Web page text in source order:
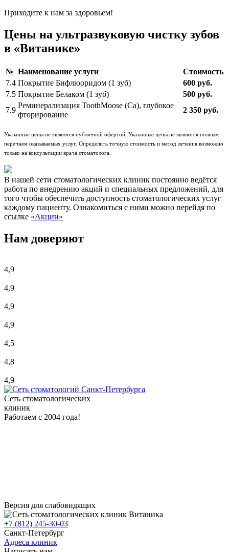
Приходите к нам за здоровьем!
Цены на ультразвуковую чистку зубов
в «Витанике»
№ Наименование услуги
Стоимость
7.4 Покрытие Бифлюоридом (1 зуб)
600 руб.
7.5 Покрытие Белаком (1 зуб)
500 руб.
7.9
Реминерализация ToothMoose (Ca), глубокое
фторирование
2 350 руб.
Указанные цены не являются публичной офертой. Указанные цены не являются полным
перечнем оказываемых услуг. Определить точную стоимость и метод лечения возможно
только на консультации врача стоматолога.
В нашей сети стоматологических клиник постоянно ведётся
работа по внедрению акций и специальных предложений, для
того чтобы обеспечить доступность стоматологических услуг
каждому пациенту. Ознакомиться с ними можно перейдя по
ссылке «Акции»
Нам доверяют
4,9
4,9
4,9
4,9
4,5
4,8
4,9
Сеть стоматологических
клиник
Работаем с 2004 года!
Версия для слабовидящих
+7 (812) 245-30-03
Санкт-Петербург
Адреса клиник